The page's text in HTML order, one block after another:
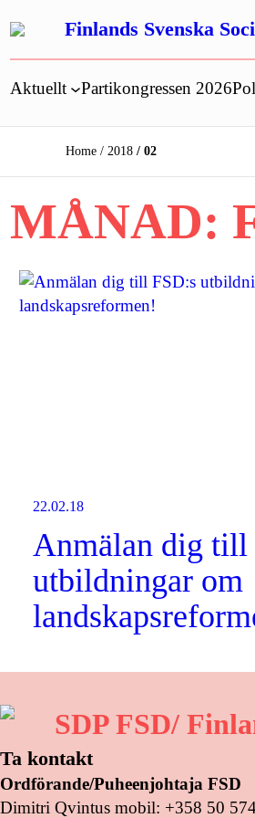
till
innehåll
Finlands Svenska
Aktuellt
Partikongressen 2026
Home 2018 02
MÅNAD:
22.02.18
Anmälan dig till
utbildningar om
SDP FSD/
Ta kontakt
Ordförande/Puheenjohtaja FSD
Dimitri Qvintus mobil: +358 50